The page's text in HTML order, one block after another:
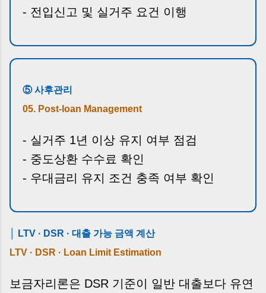
- 전입신고 및 실거주 요건 이행
⑤ 사후관리
05. Post-loan Management
- 실거주 1년 이상 유지 여부 점검
- 중도상환 수수료 확인
- 우대금리 유지 조건 충족 여부 확인
│ LTV · DSR · 대출 가능 금액 계산
LTV · DSR · Loan Limit Estimation
보금자리론은 DSR 기준이 일반 대출보다 유연